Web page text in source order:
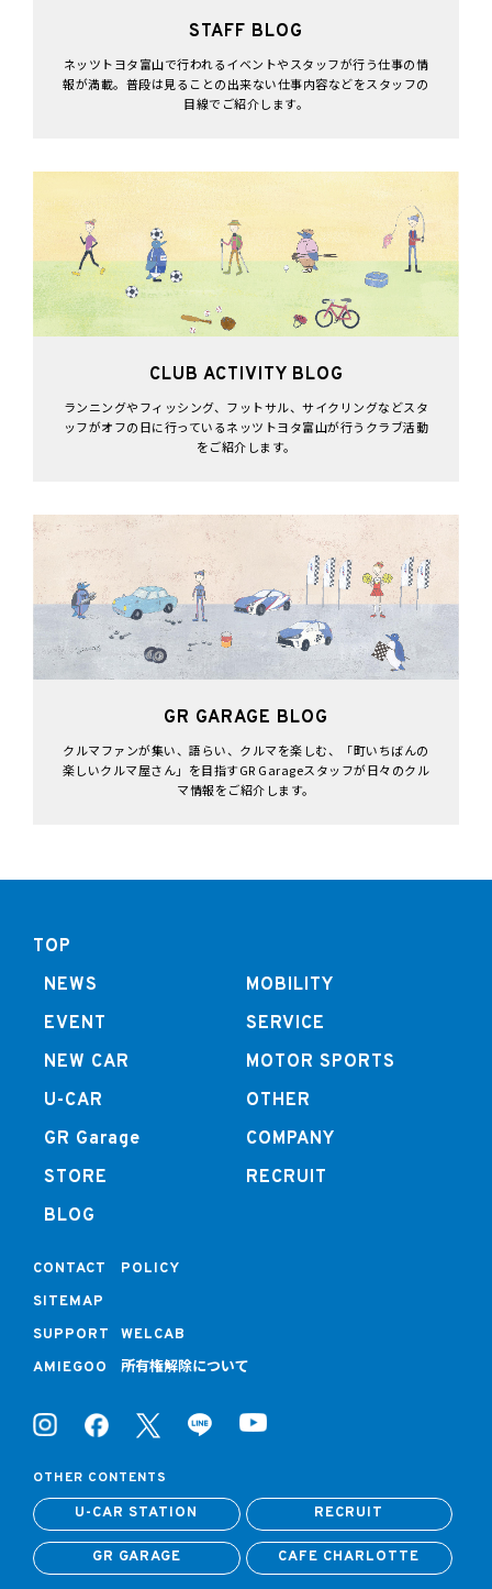
STAFF BLOG
ネッツトヨタ富山で行われるイベントやスタッフが行う仕事の情
報が満載。普段は見ることの出来ない仕事内容などをスタッフの
目線でご紹介します。
CLUB ACTIVITY BLOG
ランニングやフィッシング、フットサル、サイクリングなどスタ
ッフがオフの日に行っているネッツトヨタ富山が行うクラブ活動
をご紹介します。
GR GARAGE BLOG
クルマファンが集い、語らい、クルマを楽しむ、「町いちばんの
楽しいクルマ屋さん」を目指すGR Garageスタッフが日々のクル
マ情報をご紹介します。
TOP
NEWS
EVENT
NEW CAR
U-CAR
GR Garage
STORE
BLOG
MOBILITY
SERVICE
MOTOR SPORTS
OTHER
COMPANY
RECRUIT
CONTACT
POLICY
SITEMAP
SUPPORT
WELCAB
AMIEGOO
所有権解除について
OTHER CONTENTS
U-CAR STATION RECRUIT
GR GARAGE CAFE CHARLOTTE